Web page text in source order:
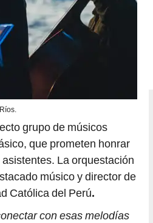
grupo de músicos
que prometen honrar
La orquestación
músico y director de
Católica del Perú.
con esas melodías